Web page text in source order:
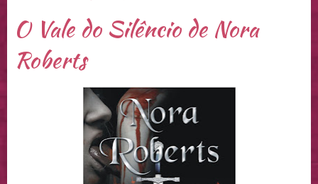
O Vale do Silêncio de Nora
Roberts